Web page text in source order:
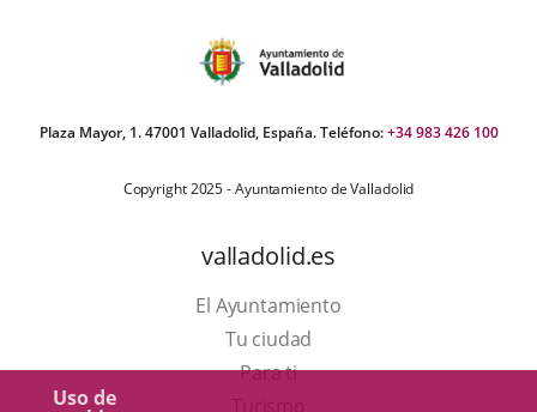
Uso de
Plaza Mayor, 1. 47001 Valladolid, España. Teléfono:+34 983 426 100
Copyright 2025 - Ayuntamiento de Valladolid
valladolid.es
El Ayuntamiento
Tu ciudad
Para ti